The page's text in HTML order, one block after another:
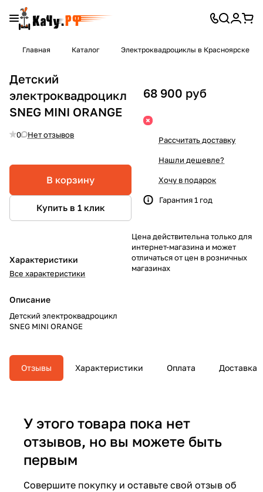
Главная Каталог Электроквадроциклы в Красноярске
Детский
электроквадроцикл
SNEG MINI ORANGE
0 Нет отзывов
В корзину
Купить в 1 клик
Характеристики
Все характеристики
Описание
Детский электроквадроцикл
SNEG MINI ORANGE
68 900 руб
Рассчитать доставку
Нашли дешевле?
Хочу в подарок
Гарантия 1 год
Цена действительна только для
интернет-магазина и может
отличаться от цен в розничных
магазинах
Отзывы Характеристики Оплата Доставка
У этого товара пока нет
отзывов, но вы можете быть
первым
Совершите покупку и оставьте свой отзыв об